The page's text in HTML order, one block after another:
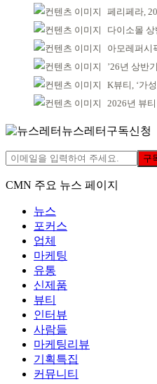
페리페라,
다이소몰 상
아모레퍼시픽,
’26년 상반기
K뷰티, ‘가성비
2026년 뷰티
뉴스레터구독신청
구
CMN 주요 뉴스 페이지
뉴스
포커스
업체
마케팅
유통
신제품
뷰티
인터뷰
사람들
마케팅리뷰
기획특집
커뮤니티